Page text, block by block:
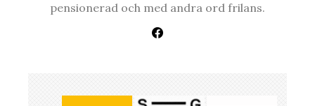
pensionerad och med andra ord frilans.